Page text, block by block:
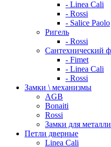
- Linea Cali
- Rossi
- Salice Paolo
Ригель
- Rossi
Сантехнический
- Fimet
- Linea Cali
- Rossi
Замки \ механизмы
AGB
Bonaiti
Rossi
Замки для
Петли дверные
Linea Cali